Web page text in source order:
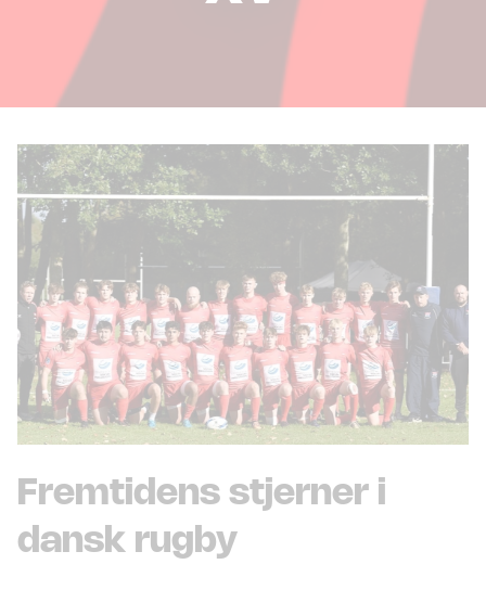
Fremtidens stjerner i
dansk rugby